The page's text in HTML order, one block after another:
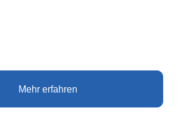
Mehr erfahren